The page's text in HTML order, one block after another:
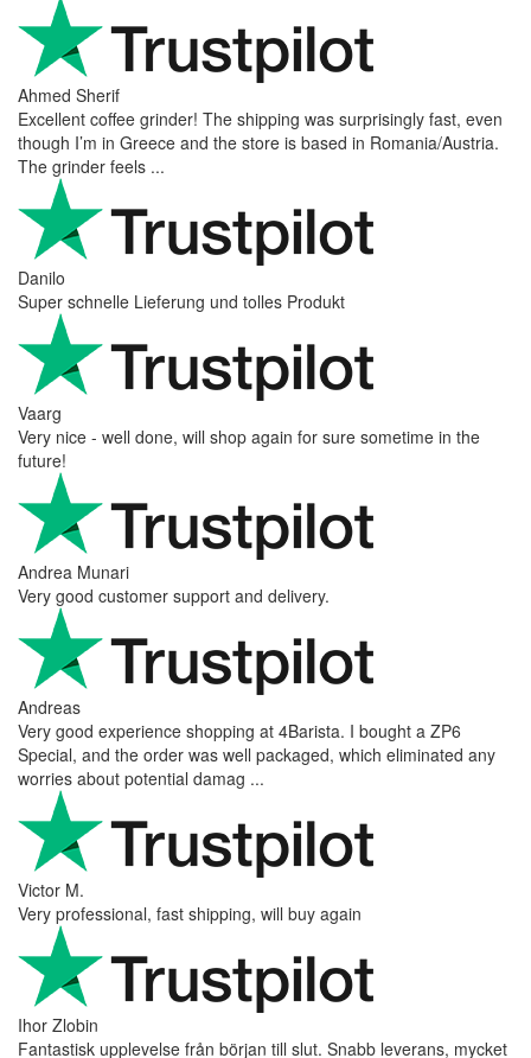
Ahmed Sherif
Excellent coffee grinder! The shipping was surprisingly fast, even
though I’m in Greece and the store is based in Romania/Austria.
The grinder feels ...
Danilo
Super schnelle Lieferung und tolles Produkt
Vaarg
Very nice - well done, will shop again for sure sometime in the
future!
Andrea Munari
Very good customer support and delivery.
Andreas
Very good experience shopping at 4Barista. I bought a ZP6
Special, and the order was well packaged, which eliminated any
worries about potential damag ...
Victor M.
Very professional, fast shipping, will buy again
Ihor Zlobin
Fantastisk upplevelse från början till slut. Snabb leverans, mycket